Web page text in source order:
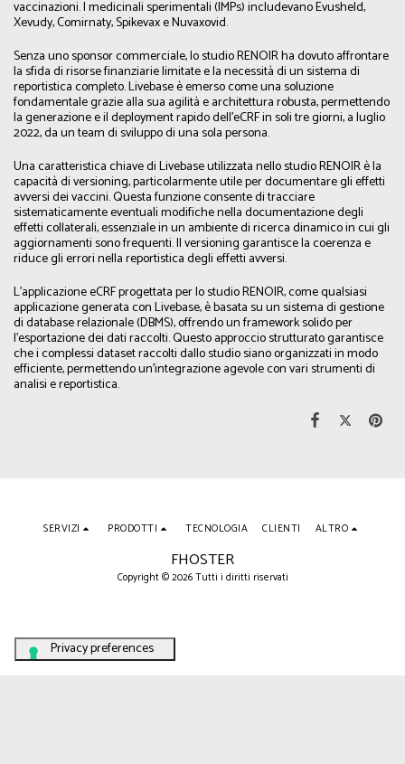
vaccinazioni. I medicinali sperimentali (IMPs) includevano Evusheld,
Xevudy, Comirnaty, Spikevax e Nuvaxovid.
Senza uno sponsor commerciale, lo studio RENOIR ha dovuto affrontare
la sfida di risorse finanziarie limitate e la necessità di un sistema di
reportistica completo. Livebase è emerso come una soluzione
fondamentale grazie alla sua agilità e architettura robusta, permettendo
la generazione e il deployment rapido dell'eCRF in soli tre giorni, a luglio
2022, da un team di sviluppo di una sola persona.
Una caratteristica chiave di Livebase utilizzata nello studio RENOIR è la
capacità di versioning, particolarmente utile per documentare gli effetti
avversi dei vaccini. Questa funzione consente di tracciare
sistematicamente eventuali modifiche nella documentazione degli
effetti collaterali, essenziale in un ambiente di ricerca dinamico in cui gli
aggiornamenti sono frequenti. Il versioning garantisce la coerenza e
riduce gli errori nella reportistica degli effetti avversi.
L'applicazione eCRF progettata per lo studio RENOIR, come qualsiasi
applicazione generata con Livebase, è basata su un sistema di gestione
di database relazionale (DBMS), offrendo un framework solido per
l'esportazione dei dati raccolti. Questo approccio strutturato garantisce
che i complessi dataset raccolti dallo studio siano organizzati in modo
efficiente, permettendo un'integrazione agevole con vari strumenti di
analisi e reportistica.
FHOSTER
Copyright © 2026 Tutti i diritti riservati
SERVIZI PRODOTTI TECNOLOGIA CLIENTI ALTRO